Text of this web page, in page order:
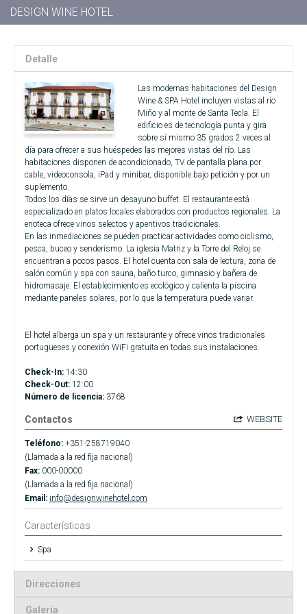
DESIGN WINE HOTEL
Detalle
Las modernas habitaciones del Design
Wine & SPA Hotel incluyen vistas al río
Miño y al monte de Santa Tecla. El
edificio es de tecnología punta y gira
sobre sí mismo 35 grados 2 veces al
día para ofrecer a sus huéspedes las mejores vistas del río. Las
habitaciones disponen de acondicionado, TV de pantalla plana por
cable, videoconsola, iPad y minibar, disponible bajo petición y por un
suplemento.
Todos los días se sirve un desayuno buffet. El restaurante está
especializado en platos locales elaborados con productos regionales. La
enoteca ofrece vinos selectos y aperitivos tradicionales.
En las inmediaciones se pueden practicar actividades como ciclismo,
pesca, buceo y senderismo. La iglesia Matriz y la Torre del Reloj se
encuentran a pocos pasos. El hotel cuenta con sala de lectura, zona de
salón común y spa con sauna, baño turco, gimnasio y bañera de
hidromasaje. El establecimiento es ecológico y calienta la piscina
mediante paneles solares, por lo que la temperatura puede variar.
El hotel alberga un spa y un restaurante y ofrece vinos tradicionales
portugueses y conexión WiFi gratuita en todas sus instalaciones.
Check-In: 14:30
Check-Out: 12:00
Número de licencia: 3768
Contactos WEBSITE
Teléfono: +351-258719040
(Llamada a la red fija nacional)
Fax: 000-00000
(Llamada a la red fija nacional)
Email: info@designwinehotel.com
Características
Spa
Direcciones
Galería